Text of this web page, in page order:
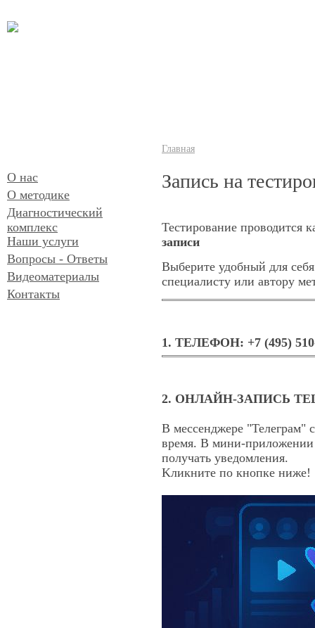
Главная
О нас
О методике
Диагностический
комплекс
Наши услуги
Вопросы - Ответы
Видеоматериалы
Контакты
Запись на
Тестирование проводитcя
записи
Выберите удобный для
специалисту или автору
1. ТЕЛЕФОН: +7 (495)
2. ОНЛАЙН-ЗАПИСЬ
В мессенджере "Телеграм"
время. В мини-приложении
получать уведомления.
Kликните по кнопке ниже!